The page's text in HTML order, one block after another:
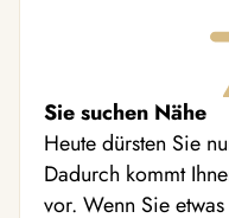
Sie suchen Nähe
Heute dürsten Sie
Dadurch kommt
vor. Wenn Sie